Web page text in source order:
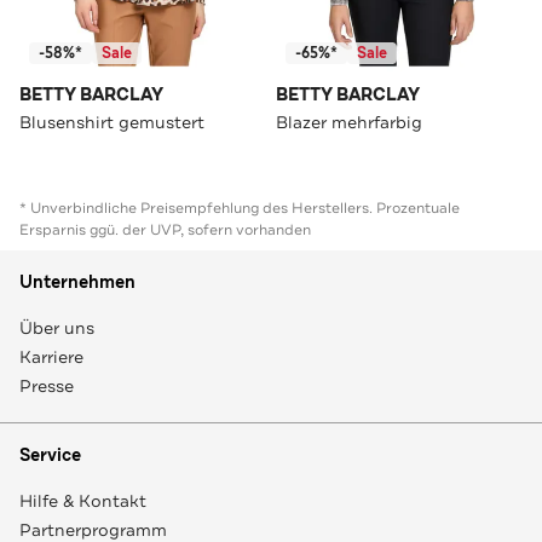
-58%* Sale
BETTY BARCLAY
Blusenshirt gemustert
-65%* Sale
BETTY BARCLAY
Blazer mehrfarbig
* Unverbindliche Preisempfehlung des Herstellers. Prozentuale
Ersparnis ggü. der UVP, sofern vorhanden
Unternehmen
Über uns
Karriere
Presse
Service
Hilfe & Kontakt
Partnerprogramm